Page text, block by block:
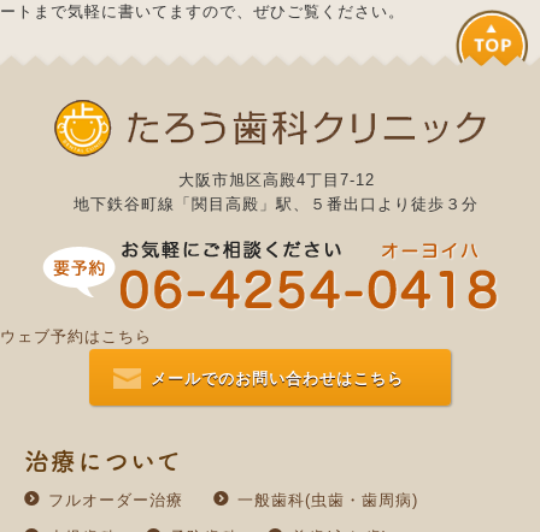
ートまで気軽に書いてますので、ぜひご覧ください。
大阪市旭区高殿4丁目7-12
地下鉄谷町線「関目高殿」駅、５番出口より徒歩３分
ウェブ予約はこちら
メールでのお問い合わせはこちら
治療について
フルオーダー治療 一般歯科(虫歯・歯周病)